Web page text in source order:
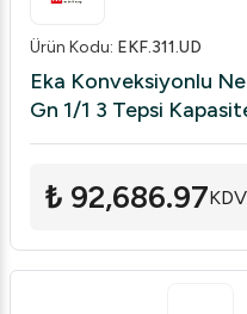
Ürün Kodu: EKF.311.UD
Eka Konveksiyonlu
Gn 1/1 3 Tepsi
₺ 92,686.97